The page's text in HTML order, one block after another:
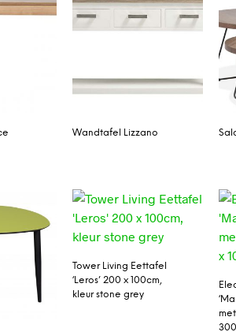
Wandtafel Lizzano
Tower Living Eettafel
‘Leros’ 200 x 100cm,
kleur stone grey